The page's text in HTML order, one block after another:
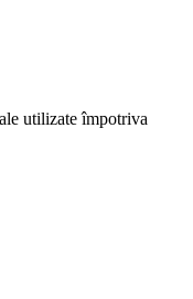
utilizate împotriva